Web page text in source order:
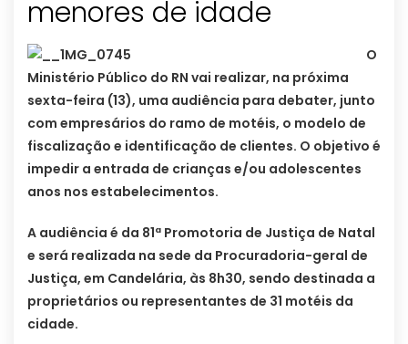
menores de idade
O
Ministério Público do RN vai realizar, na próxima
sexta-feira (13), uma audiência para debater, junto
com empresários do ramo de motéis, o modelo de
fiscalização e identificação de clientes. O objetivo é
impedir a entrada de crianças e/ou adolescentes
anos nos estabelecimentos.
A audiência é da 81ª Promotoria de Justiça de Natal
e será realizada na sede da Procuradoria-geral de
Justiça, em Candelária, às 8h30, sendo destinada a
proprietários ou representantes de 31 motéis da
cidade.